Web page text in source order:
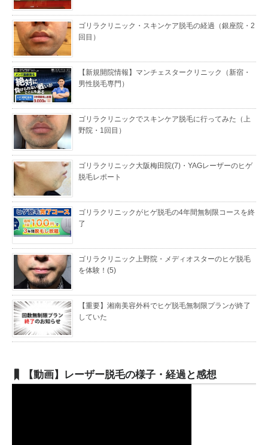
ゴリラクリニック・スキンケア脱毛の経過（銀座院・2
回目）
【新規開院情報】マンチェスタークリニック（新宿・
男性脱毛専門）
ゴリラクリニックでスキンケア脱毛に行ってみた（上
野院・1回目）
ゴリラクリニック大阪梅田院(7)・YAGレーザーのヒゲ
脱毛レポート
ゴリラクリニックがヒゲ脱毛の4年間無制限コースを終
了
ゴリラクリニック上野院・メディオスターのヒゲ脱毛
を体験！(5)
【重要】湘南美容外科でヒゲ脱毛無制限プランが終了
していた
【動画】レーザー脱毛の様子・経過と感想